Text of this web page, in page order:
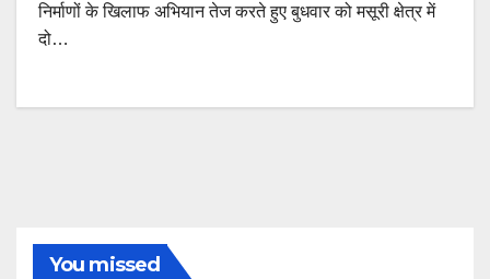
निर्माणों के खिलाफ अभियान तेज करते हुए बुधवार को मसूरी क्षेत्र में
दो…
You missed